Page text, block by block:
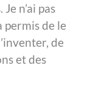
n’ai pas
permis de le
de
et des